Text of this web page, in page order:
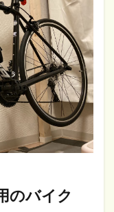
のバイク